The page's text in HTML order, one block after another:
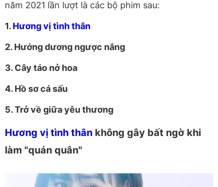
năm 2021 lần lượt là các bộ phim sau:
1. Hương vị tình thân
2. Hướng dương ngược nắng
3. Cây táo nở hoa
4. Hồ sơ cá sấu
5. Trở về giữa yêu thương
Hương vị tình thân không gây bất ngờ khi
làm "quán quân"